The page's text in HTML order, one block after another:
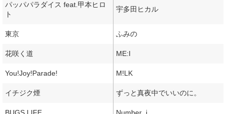
パッパパラダイス feat.甲本ヒロ
ト
宇多田ヒカル
東京 ふみの
花咲く道 ME:I
You!Joy!Parade! M!LK
イチジク煙 ずっと真夜中でいいのに。